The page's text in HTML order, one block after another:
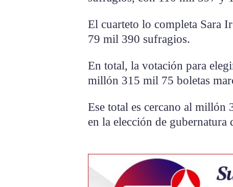
El cuarteto lo completa Sara
79 mil 390 sufragios.
En total, la votación para
millón 315 mil 75 boletas
Ese total es cercano al
en la elección de gubernatura